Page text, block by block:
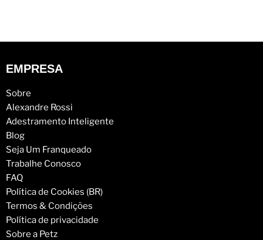
EMPRESA
Sobre
Alexandre Rossi
Adestramento Inteligente
Blog
Seja Um Franqueado
Trabalhe Conosco
FAQ
Política de Cookies (BR)
Termos & Condições
Política de privacidade
Sobre a Petz